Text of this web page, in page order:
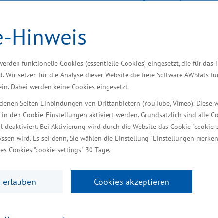
Hinweis
funktionelle Cookies (essentielle Cookies) eingesetzt, die für das
Wir setzen für die Analyse dieser Website die freie Software AWStats
Dabei werden keine Cookies eingesetzt.
Seiten Einbindungen von Drittanbietern (YouTube, Vimeo). Diese
in den Cookie-Einstellungen aktiviert werden. Grundsätzlich sind alle
Bei Aktivierung wird durch die Website das Cookie "cookie-
wird. Es sei denn, Sie wählen die Einstellung "Einstellungen
Cookies "cookie-settings" 30 Tage.
erlauben Cookies akzeptieren
Betrieb genommen. Mecklenburg-Vorpommerns
Genting Hong Kong, von MV WERFTEN, des
Projektpartner waren in der neuen Halle 11
„Mit der neuen Anlage erhöhen wir die Kapazität
weiteren, wichtigen Schritt in Richtung Industrie
Hybrid-Paneellinien Europas und zudem
von Bund und Land
Harry Glawe sagte: „Mit der Übernahme der
hat sich für den Schiffbau und
und Beschäftigung entwickeln sich weiter